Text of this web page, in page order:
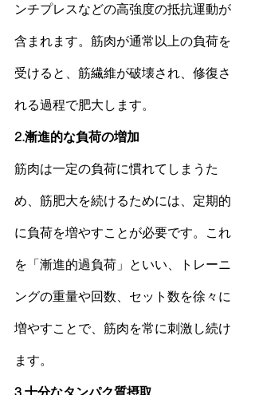
ンチプレスなどの高強度の抵抗運動が
含まれます。 筋肉が通常以上の負荷を
受けると、筋繊維が破壊され、修復さ
れる過程で肥大します。
2.漸進的な負荷の増加
筋肉は一定の負荷に慣れてしまうた
め、 筋肥大を続けるためには、定期的
に負荷を増やすことが必要です。これ
を「漸進的過負荷」といい、トレーニ
ングの重量や回数、 セット 数を徐々に
増やすことで、 筋肉を常に刺激し続け
ます。
3.十分なタンパク質摂取